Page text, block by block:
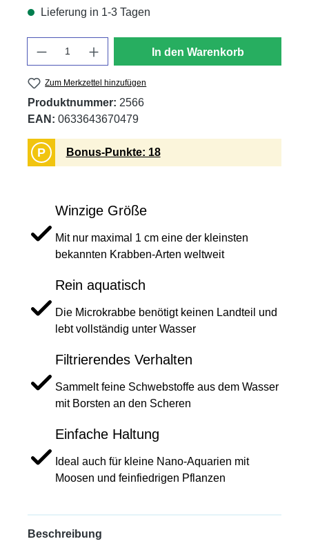
Lieferung in 1-3 Tagen
In den Warenkorb
Zum Merkzettel hinzufügen
Produktnummer: 2566
EAN: 0633643670479
P Bonus-Punkte: 18
Winzige Größe
Mit nur maximal 1 cm eine der kleinsten
bekannten Krabben-Arten weltweit
Rein aquatisch
Die Microkrabbe benötigt keinen Landteil und
lebt vollständig unter Wasser
Filtrierendes Verhalten
Sammelt feine Schwebstoffe aus dem Wasser
mit Borsten an den Scheren
Einfache Haltung
Ideal auch für kleine Nano-Aquarien mit
Moosen und feinfiedrigen Pflanzen
Beschreibung